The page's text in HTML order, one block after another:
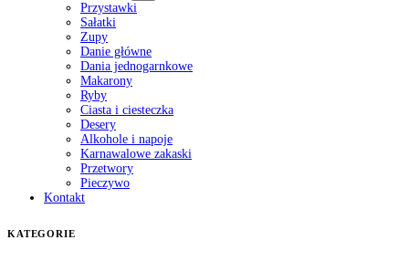
Przystawki
Sałatki
Zupy
Danie główne
Dania jednogarnkowe
Makarony
Ryby
Ciasta i ciesteczka
Desery
Alkohole i napoje
Karnawalowe zakaski
Przetwory
Pieczywo
Kontakt
KATEGORIE